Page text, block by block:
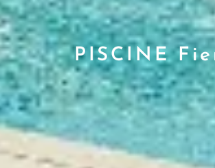
PISCINE